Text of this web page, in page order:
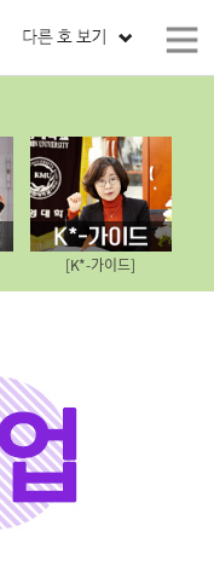
[K*-가이드]